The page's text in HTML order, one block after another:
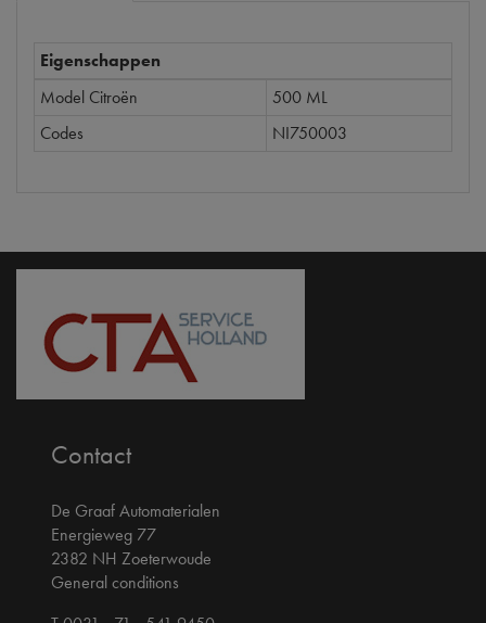
Eigenschappen
Model Citroën
500 ML
Codes
NI750003
Contact
De Graaf Automaterialen
Energieweg 77
2382 NH Zoeterwoude
General conditions